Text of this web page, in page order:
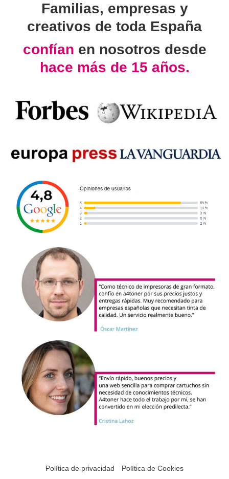
Familias, empresas y
creativos de toda España
confían en nosotros desde
hace más de 15 años.
Política de privacidad
Política de Cookies